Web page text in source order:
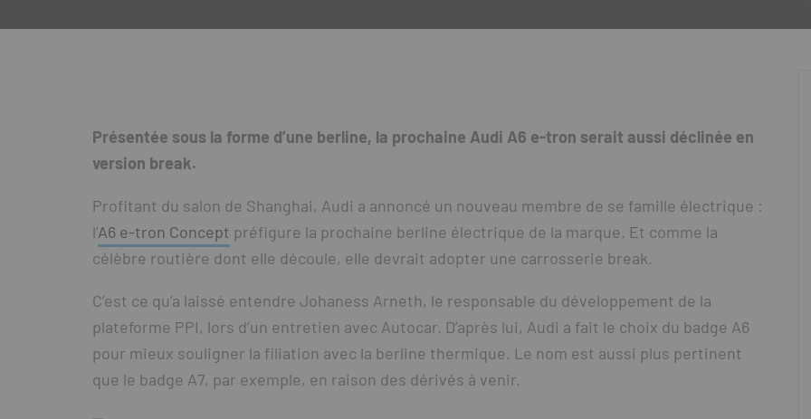
Présentée sous la forme d’une berline, la prochaine Audi A6 e-tron serait aussi déclinée en
version break.
Profitant du salon de Shanghai, Audi a annoncé un nouveau membre de se famille électrique :
l’A6 e-tron Concept préfigure la prochaine berline électrique de la marque. Et comme la
célèbre routière dont elle découle, elle devrait adopter une carrosserie break.
C’est ce qu’a laissé entendre Johaness Arneth, le responsable du développement de la
plateforme PPI, lors d’un entretien avec Autocar. D’après lui, Audi a fait le choix du badge A6
pour mieux souligner la filiation avec la berline thermique. Le nom est aussi plus pertinent
que le badge A7, par exemple, en raison des dérivés à venir.